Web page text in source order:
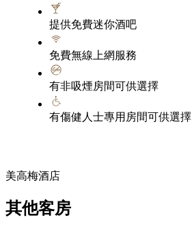
提供免費迷你酒吧
免費無線上網服務
有非吸煙房間可供選擇
有傷健人士專用房間可供選擇
美高梅酒店
其他客房